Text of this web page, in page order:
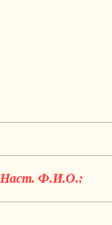
Наст. Ф.И.О.: